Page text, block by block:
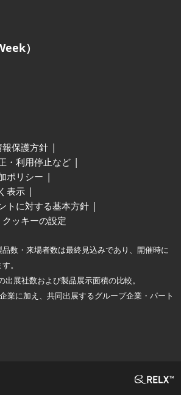
）
保護方針
・利用停止など
ポリシー
表示
トに対する基本方針
クッキーの設定
数・来場者数は最終見込みであり、開催時に
。
展社数および製品展示面積の比較。
業に加え、共同出展するグループ企業・パート